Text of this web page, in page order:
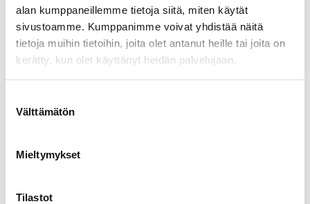
alan kumppaneillemme tietoja siitä, miten käytät
sivustoamme. Kumppanimme voivat yhdistää näitä
tietoja muihin tietoihin, joita olet antanut heille tai joita on
kerätty, kun olet käyttänyt heidän palvelujaan.
Välttämätön
Mieltymykset
Tilastot